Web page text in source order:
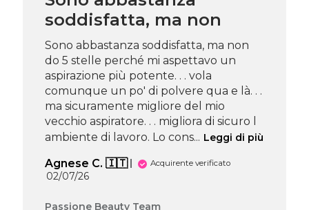
del
Thu
Jul
30
2026
soddisfatta, ma non
Sono abbastanza soddisfatta, ma non
do 5 stelle perché mi aspettavo un
aspirazione più potente. . . vola
comunque un po' di polvere qua e là. . .
ma sicuramente migliore del mio
vecchio aspiratore. . . migliora di sicuro l
ambiente di lavoro. Lo cons... Leggi di più
Agnese C. 🇮🇹 Acquirente verificato
Data
pubblicazione
02/07/26
Commenti
Passione Beauty Team